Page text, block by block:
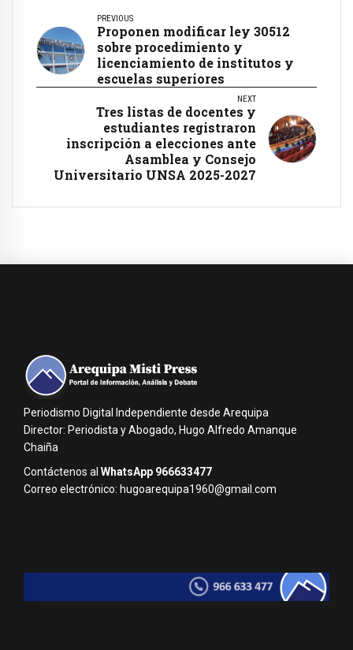
PREVIOUS
Proponen modificar ley 30512
sobre procedimiento y
licenciamiento de institutos y
escuelas superiores
NEXT
Tres listas de docentes y
estudiantes registraron
inscripción a elecciones ante
Asamblea y Consejo
Universitario UNSA 2025-2027
Periodismo Digital Independiente desde Arequipa
Director: Periodista y Abogado, Hugo Alfredo Amanque
Chaiña
Contáctenos al WhatsApp 966633477
Correo electrónico: hugoarequipa1960@gmail.com